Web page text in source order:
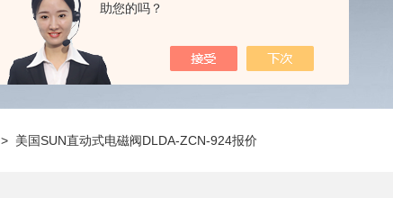
助您的吗？
> 美国SUN直动式电磁阀DLDA-ZCN-924报价